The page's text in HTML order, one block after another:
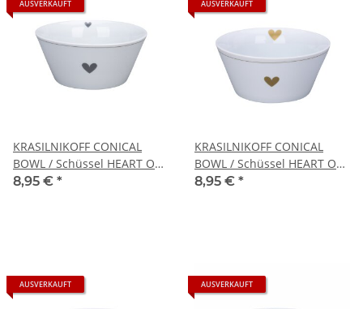
AUSVERKAUFT
KRASILNIKOFF CONICAL
BOWL / Schüssel HEART OF
CHARCOAL
8,95 € *
AUSVERKAUFT
KRASILNIKOFF CONICAL
BOWL / Schüssel HEART OF
GOLD
8,95 € *
AUSVERKAUFT AUSVERKAUFT